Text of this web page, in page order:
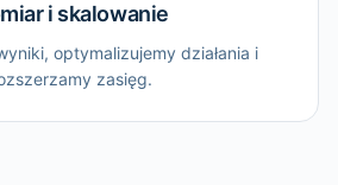
i skalowanie
optymalizujemy działania i
zasięg.